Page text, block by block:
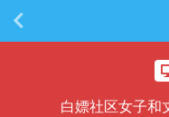
白嫖社区女子和